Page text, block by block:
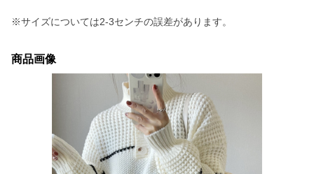
※サイズについては2-3センチの誤差があります。
商品画像